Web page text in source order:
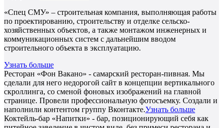
«Спец СМУ» – строительная компания, выполняющая работы
по проектированию, строительству и отделке сельско-
хозяйственных объектов, а также монтажом инженерных и
коммуникационных систем с дальнейшим вводом
строительного объекта в эксплуатацию.
Узнать больше
Ресторан «Фон Вакано» - самарский ресторан-пивная. Мы
сделали для него недорогой сайт в концепции вертикального
скроллинга, со сменой фоновых изображений на главной
странице. Провели профессиональную фотосъемку. Создали и
наполнили контентом группу Вконтакте.Узнать больше
Коктейль-бар «Напитки» - бар, позиционирующий себя как